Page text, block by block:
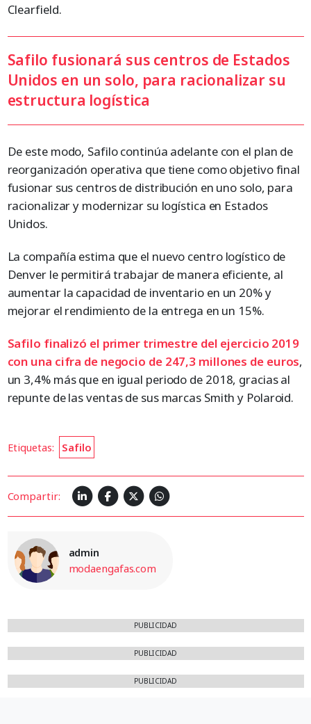
Clearfield.
Safilo fusionará sus centros de Estados
Unidos en un solo, para racionalizar su
estructura logística
De este modo, Safilo continúa adelante con el plan de
reorganización operativa que tiene como objetivo final
fusionar sus centros de distribución en uno solo, para
racionalizar y modernizar su logística en Estados
Unidos.
La compañía estima que el nuevo centro logístico de
Denver le permitirá trabajar de manera eficiente, al
aumentar la capacidad de inventario en un 20% y
mejorar el rendimiento de la entrega en un 15%.
Safilo finalizó el primer trimestre del ejercicio 2019
con una cifra de negocio de 247,3 millones de euros,
un 3,4% más que en igual periodo de 2018, gracias al
repunte de las ventas de sus marcas Smith y Polaroid.
Etiquetas: Safilo
Compartir:
admin
modaengafas.com
PUBLICIDAD
PUBLICIDAD
PUBLICIDAD